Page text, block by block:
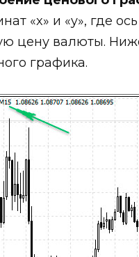
«x» и «y», где
цену валюты.
графика.